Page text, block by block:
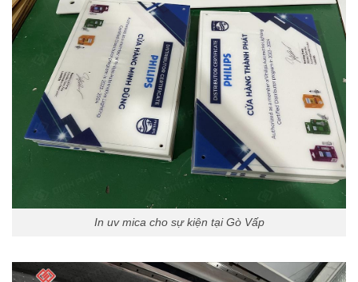
In uv mica cho sự kiện tại Gò Vấp